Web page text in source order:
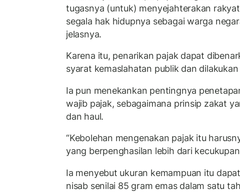
tugasnya (untuk) menyejahterakan
segala hak hidupnya sebagai warga
jelasnya.
Karena itu, penarikan pajak dapat
syarat kemaslahatan publik dan
Ia pun menekankan pentingnya
wajib pajak, sebagaimana prinsip zakat
dan haul.
“Kebolehan mengenakan pajak itu
yang berpenghasilan lebih dari
Ia menyebut ukuran kemampuan itu
nisab senilai 85 gram emas dalam satu